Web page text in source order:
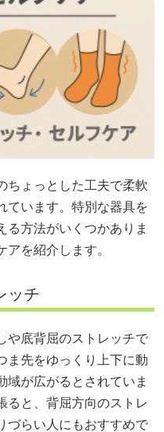
ちょっとした工夫で柔軟
ています。特別な器具を
る方法がいくつかありま
を紹介します。
ッチ
や底背屈のストレッチで
ま先をゆっくり上下に動
域が広がるとされていま
ると、背屈方向のストレ
づらい人にもおすすめで